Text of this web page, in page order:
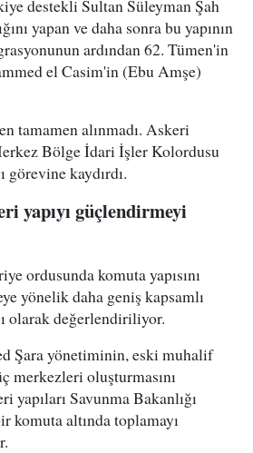
destekli Sultan Süleyman Şah
yapan ve daha sonra bu yapının
ardından 62. Tümen'in
el Casim'in (Ebu Amşe)
tamamen alınmadı. Askeri
Bölge İdari İşler Kolordusu
görevine kaydırdı.
yapıyı güçlendirmeyi
ordusunda komuta yapısını
yönelik daha geniş kapsamlı
olarak değerlendiriliyor.
Şara yönetiminin, eski muhalif
merkezleri oluşturmasını
yapıları Savunma Bakanlığı
komuta altında toplamayı